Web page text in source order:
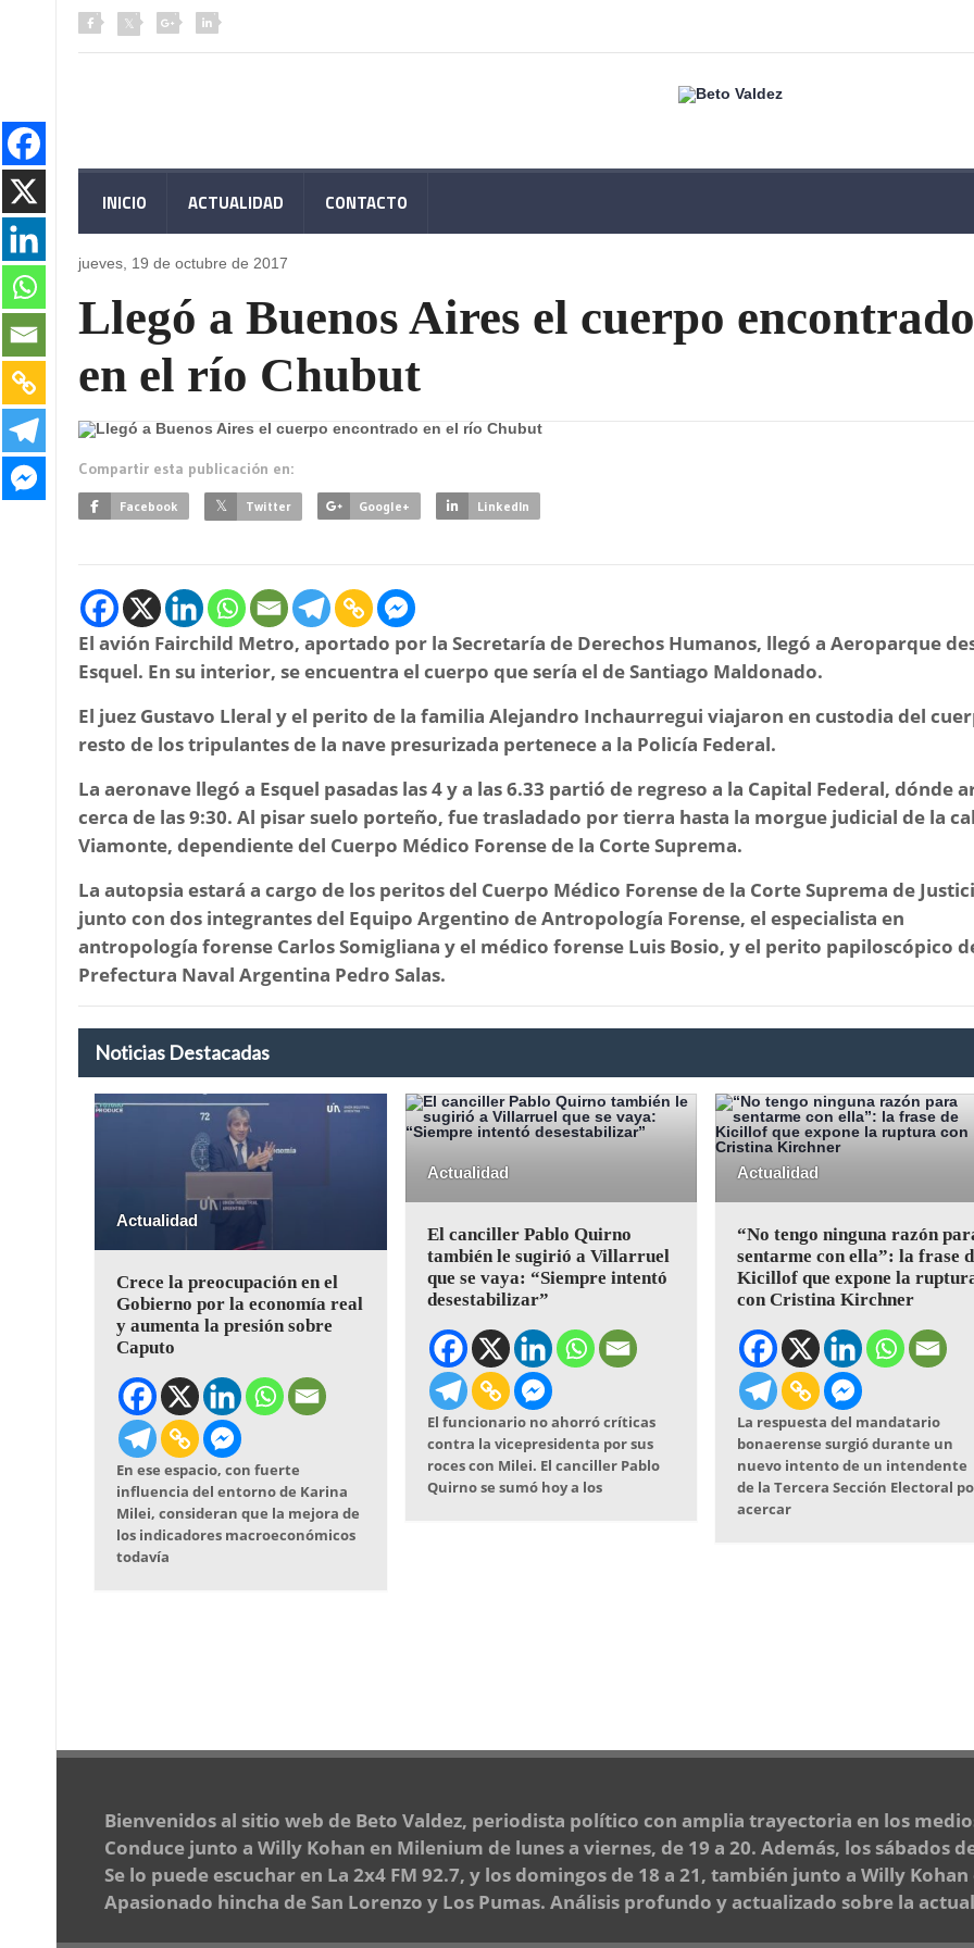
INICIO ACTUALIDAD CONTACTO
jueves, 19 de octubre de 2017
Llegó a Buenos Aires el cuerpo encontrado
en el río Chubut
Compartir esta publicación en:
Facebook Twitter Google+ LinkedIn
El avión Fairchild Metro, aportado por la Secretaría de Derechos Humanos, llegó a Aeroparque
Esquel. En su interior, se encuentra el cuerpo que sería el de Santiago Maldonado.
El juez Gustavo Lleral y el perito de la familia Alejandro Inchaurregui viajaron en custodia del
resto de los tripulantes de la nave presurizada pertenece a la Policía Federal.
La aeronave llegó a Esquel pasadas las 4 y a las 6.33 partió de regreso a la Capital Federal, dónde
cerca de las 9:30. Al pisar suelo porteño, fue trasladado por tierra hasta la morgue judicial de la
Viamonte, dependiente del Cuerpo Médico Forense de la Corte Suprema.
La autopsia estará a cargo de los peritos del Cuerpo Médico Forense de la Corte Suprema de
junto con dos integrantes del Equipo Argentino de Antropología Forense, el especialista en
antropología forense Carlos Somigliana y el médico forense Luis Bosio, y el perito papiloscópico
Prefectura Naval Argentina Pedro Salas.
Noticias Destacadas
Actualidad
Crece la preocupación en el
Gobierno por la economía real
y aumenta la presión sobre
Caputo
En ese espacio, con fuerte
influencia del entorno de Karina
Milei, consideran que la mejora de
los indicadores macroeconómicos
todavía
Actualidad
El canciller Pablo Quirno
también le sugirió a Villarruel
que se vaya: “Siempre intentó
desestabilizar”
El funcionario no ahorró críticas
contra la vicepresidenta por sus
roces con Milei. El canciller Pablo
Quirno se sumó hoy a los
Actualidad
“No tengo ninguna razón
sentarme con ella”: la frase
Kicillof que expone la
con Cristina Kirchner
La respuesta del mandatario
bonaerense surgió durante un
nuevo intento de un intendente
de la Tercera Sección Electoral
acercar
Bienvenidos al sitio web de Beto Valdez, periodista político con amplia trayectoria en los
Conduce junto a Willy Kohan en Milenium de lunes a viernes, de 19 a 20. Además, los sábados
Se lo puede escuchar en La 2x4 FM 92.7, y los domingos de 18 a 21, también junto a Willy
Apasionado hincha de San Lorenzo y Los Pumas. Análisis profundo y actualizado sobre la